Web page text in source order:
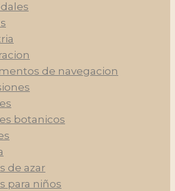
de navegacion
botanicos
de azar
para niños